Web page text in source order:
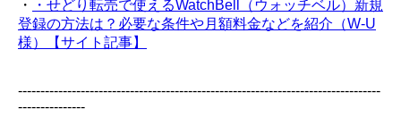
・
・せどり転売で使えるWatchBell（ウォッチベル）新規
登録の方法は？必要な条件や月額料金などを紹介（W-U
様）【サイト記事】
---------------------------------------------------------------------------------
---------------